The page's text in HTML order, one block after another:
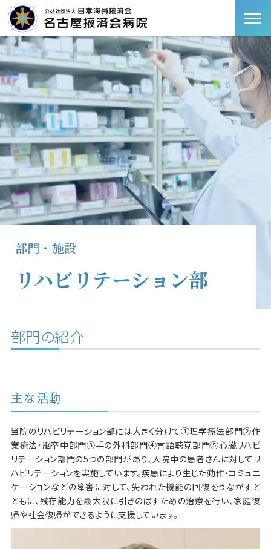
部門・施設
リハビリテーション部
部門の紹介
主な活動
当院のリハビリテーション部には大きく分けて①理学療法部門②作
業療法・脳卒中部門③手の外科部門④言語聴覚部門⑤心臓リハビ
リテーション部門の5つの部門があり、入院中の患者さんに対してリ
ハビリテーションを実施しています。疾患により生じた動作・コミュニ
ケーションなどの障害に対して、失われた機能の回復をうながすと
ともに、残存能力を最大限に引きのばすための治療を行い、家庭復
帰や社会復帰ができるように支援しています。